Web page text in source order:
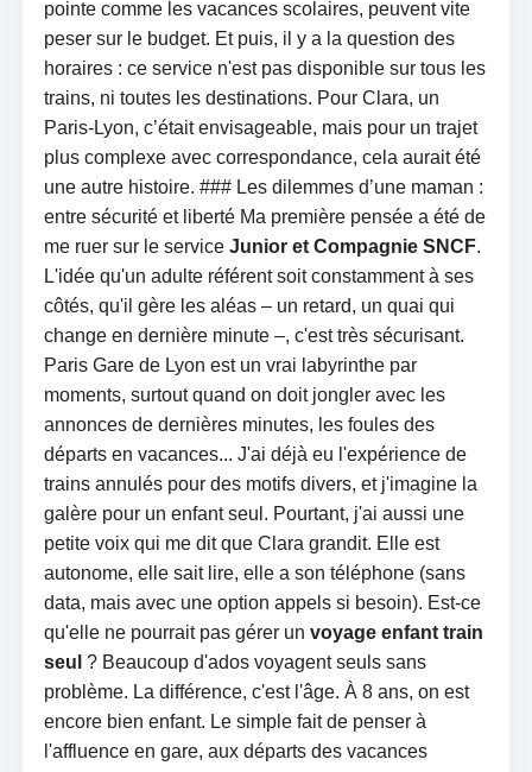
pointe comme les vacances scolaires, peuvent vite
peser sur le budget. Et puis, il y a la question des
horaires : ce service n'est pas disponible sur tous les
trains, ni toutes les destinations. Pour Clara, un
Paris-Lyon, c’était envisageable, mais pour un trajet
plus complexe avec correspondance, cela aurait été
une autre histoire. ### Les dilemmes d’une maman :
entre sécurité et liberté Ma première pensée a été de
me ruer sur le service Junior et Compagnie SNCF.
L'idée qu'un adulte référent soit constamment à ses
côtés, qu'il gère les aléas – un retard, un quai qui
change en dernière minute –, c'est très sécurisant.
Paris Gare de Lyon est un vrai labyrinthe par
moments, surtout quand on doit jongler avec les
annonces de dernières minutes, les foules des
départs en vacances... J'ai déjà eu l'expérience de
trains annulés pour des motifs divers, et j'imagine la
galère pour un enfant seul. Pourtant, j'ai aussi une
petite voix qui me dit que Clara grandit. Elle est
autonome, elle sait lire, elle a son téléphone (sans
data, mais avec une option appels si besoin). Est-ce
qu'elle ne pourrait pas gérer un voyage enfant train
seul ? Beaucoup d'ados voyagent seuls sans
problème. La différence, c'est l'âge. À 8 ans, on est
encore bien enfant. Le simple fait de penser à
l'affluence en gare, aux départs des vacances